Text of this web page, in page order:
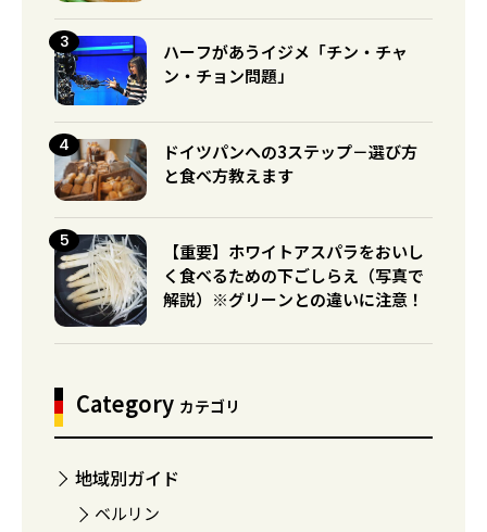
ハーフがあうイジメ「チン・チャ
ン・チョン問題」
ドイツパンへの3ステップ－選び方
と食べ方教えます
【重要】ホワイトアスパラをおいし
く食べるための下ごしらえ（写真で
解説）※グリーンとの違いに注意！
Category カテゴリ
地域別ガイド
ベルリン